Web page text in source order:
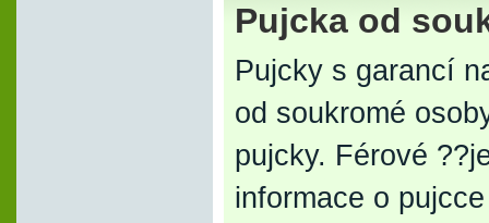
Pujcka od
Pujcky s garancí
od soukromé
pujcky. Férové
informace o